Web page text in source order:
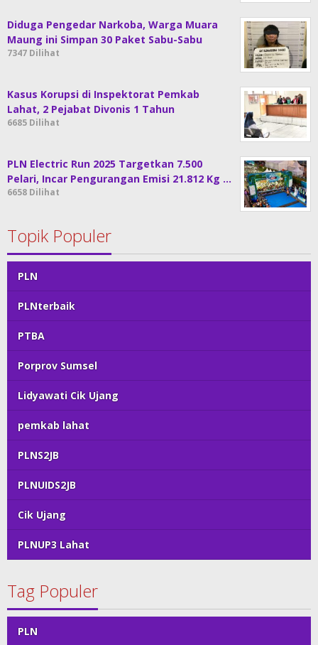
Diduga Pengedar Narkoba, Warga Muara
Maung ini Simpan 30 Paket Sabu-Sabu
7347 Dilihat
Kasus Korupsi di Inspektorat Pemkab
Lahat, 2 Pejabat Divonis 1 Tahun
6685 Dilihat
PLN Electric Run 2025 Targetkan 7.500
Pelari, Incar Pengurangan Emisi 21.812 Kg …
6658 Dilihat
Topik Populer
PLN
PLNterbaik
PTBA
Porprov Sumsel
Lidyawati Cik Ujang
pemkab lahat
PLNS2JB
PLNUIDS2JB
Cik Ujang
PLNUP3 Lahat
Tag Populer
PLN